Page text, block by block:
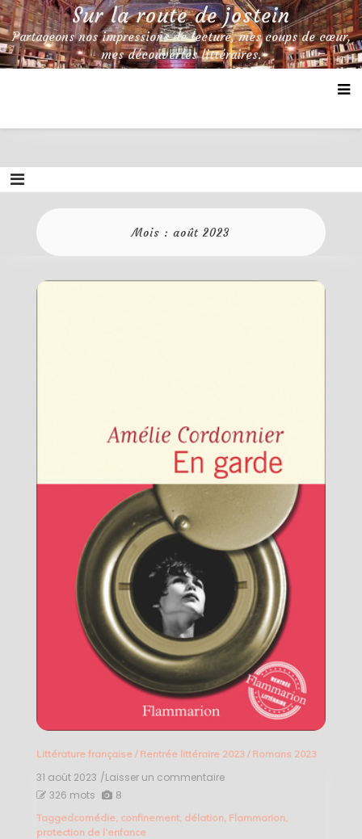
Skip
to
content
Sur la route de jostein
Partageons nos impressions de lecture, mes coups de cœur,
mes découvertes littéraires.
Mois :août 2023
Littérature française/ Rentrée littéraire 2023/ Romans 2023
31 août 2023 /Laisser un commentaireon
–
326 mots 8
Taggedcomédie, confinement, délation, Flammarion,
protection de l’enfance